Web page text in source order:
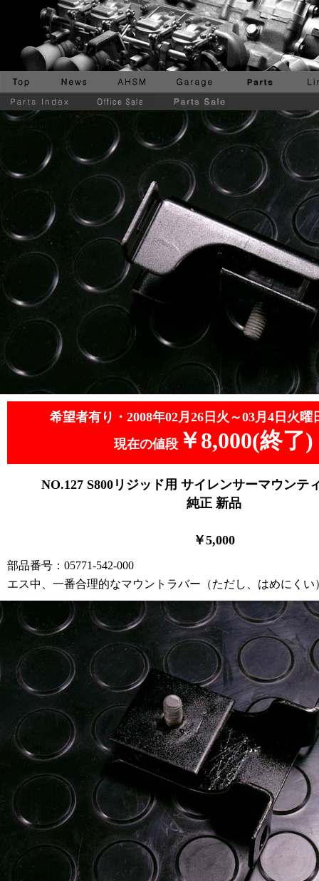
希望者有り・2008年02月26日火～03月4日火曜
現在の値段 ￥8,000(終了)
NO.127 S800リジッド用 サイレンサーマウンテ
純正 新品
￥5,000
部品番号：05771-542-000
エス中、一番合理的なマウントラバー（ただし、はめにくい